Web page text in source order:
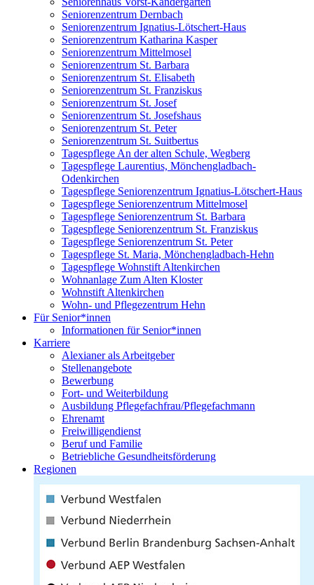
Seniorenzentrum Dernbach
Seniorenzentrum Ignatius-Lötschert-Haus
Seniorenzentrum Katharina Kasper
Seniorenzentrum Mittelmosel
Seniorenzentrum St. Barbara
Seniorenzentrum St. Elisabeth
Seniorenzentrum St. Franziskus
Seniorenzentrum St. Josef
Seniorenzentrum St. Josefshaus
Seniorenzentrum St. Peter
Seniorenzentrum St. Suitbertus
Tagespflege An der alten Schule, Wegberg
Tagespflege Laurentius, Mönchengladbach-
Odenkirchen
Tagespflege Seniorenzentrum Ignatius-Lötschert-Haus
Tagespflege Seniorenzentrum Mittelmosel
Tagespflege Seniorenzentrum St. Barbara
Tagespflege Seniorenzentrum St. Franziskus
Tagespflege Seniorenzentrum St. Peter
Tagespflege St. Maria, Mönchengladbach-Hehn
Tagespflege Wohnstift Altenkirchen
Wohnanlage Zum Alten Kloster
Wohnstift Altenkirchen
Wohn- und Pflegezentrum Hehn
Für Senior*innen
Informationen für Senior*innen
Karriere
Alexianer als Arbeitgeber
Stellenangebote
Bewerbung
Fort- und Weiterbildung
Ausbildung Pflegefachfrau/Pflegefachmann
Ehrenamt
Freiwilligendienst
Beruf und Familie
Betriebliche Gesundheitsförderung
Regionen